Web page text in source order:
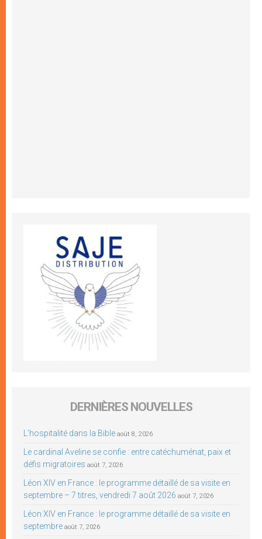
DERNIÈRES NOUVELLES
L’hospitalité dans la Bible août 8, 2026
Le cardinal Aveline se confie : entre catéchuménat, paix et
défis migratoires août 7, 2026
Léon XIV en France : le programme détaillé de sa visite en
septembre – 7 titres, vendredi 7 août 2026 août 7, 2026
Léon XIV en France : le programme détaillé de sa visite en
septembre août 7, 2026